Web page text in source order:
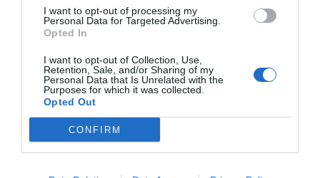
I want to opt-out of processing my
Personal Data for Targeted Advertising.
Opted In
I want to opt-out of Collection, Use,
Retention, Sale, and/or Sharing of my
Personal Data that Is Unrelated with the
Purposes for which it was collected.
Opted Out
CONFIRM
Cursos durante todo el mes
El programa está formado por cuatro cursos
independientes, cada uno con una duración de cuatro
días (12 horas en total), que combinan formación
teórica y tutorías personalizadas. Al finalizar, los
asistentes obtienen una acreditación oficial.